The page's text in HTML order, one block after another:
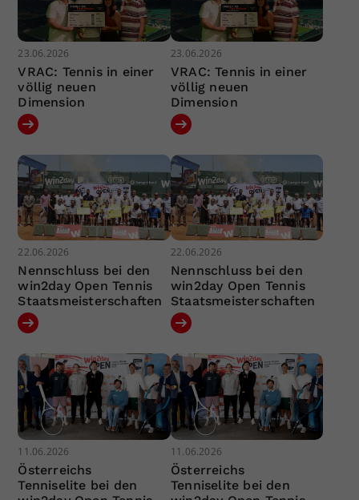
23.06.2026
VRAC: Tennis in einer
völlig neuen
Dimension
23.06.2026
VRAC: Tennis in einer
völlig neuen
Dimension
22.06.2026
Nennschluss bei den
win2day Open Tennis
Staatsmeisterschaften
22.06.2026
Nennschluss bei den
win2day Open Tennis
Staatsmeisterschaften
11.06.2026
Österreichs
Tenniselite bei den
11.06.2026
Österreichs
Tenniselite bei den